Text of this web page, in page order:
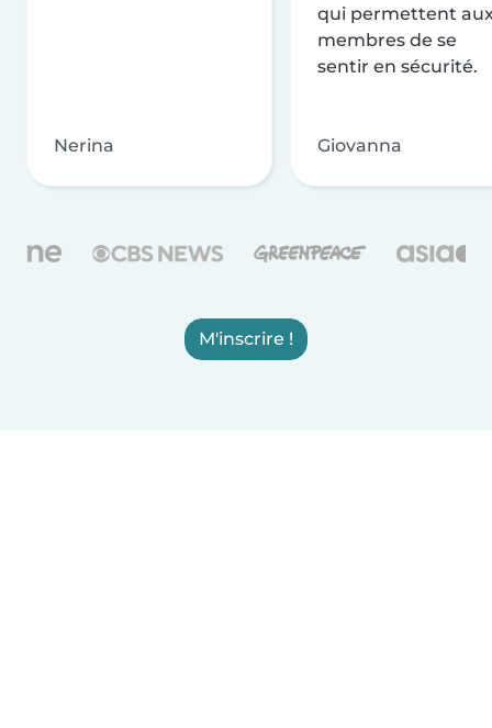
Nerina
qui permettent
membres de se
sentir en sécurité.
Giovanna
M'inscrire !